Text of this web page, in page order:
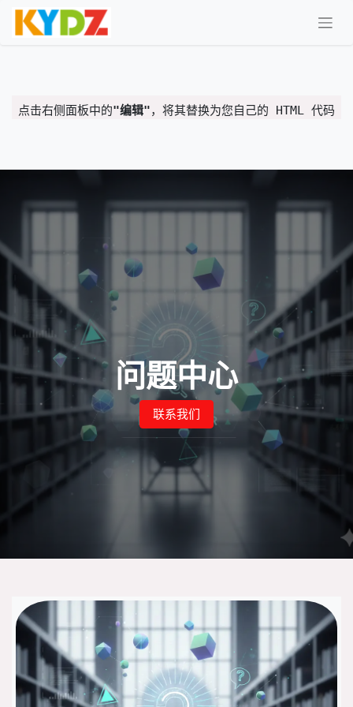
点击右侧面板中的"编辑"，将其替换为您自己的 HTML 代码
问题中心
联系我们